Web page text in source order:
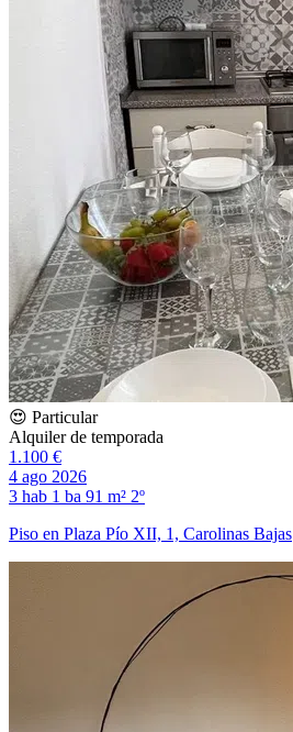
😍 Particular
Alquiler de temporada
1.100 €
4 ago 2026
3 hab 1 ba 91 m² 2º
Piso en Plaza Pío XII, 1, Carolinas Bajas